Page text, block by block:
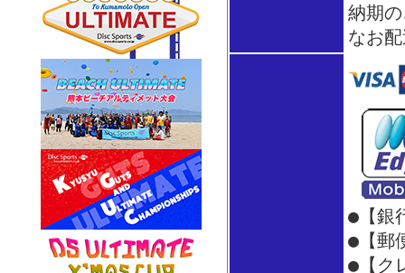
納期
なお
●【銀
●【郵
●【ク